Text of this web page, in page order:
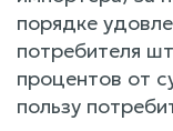
порядке
потребителя
процентов от
пользу